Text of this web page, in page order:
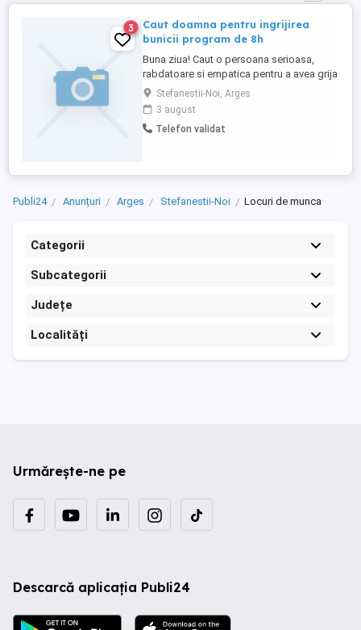
3
Caut doamna pentru ingrijirea
bunicii program de 8h
Buna ziua! Caut o persoana serioasa,
rabdatoare si empatica pentru a avea grija
de bunica mea cat timp sunt la munca,
este bolnava de Alzheimer numai
comunica este foarte linistita.
RESPONSABIITATI : Program de 8 h
prescris. Servirea ...
Stefanestii-Noi, Arges
3 august
Telefon validat
Publi24 Anunțuri Arges Stefanestii-Noi Locuri de munca
Categorii
Subcategorii
Județe
Localități
Urmărește-ne pe
Descarcă aplicația Publi24